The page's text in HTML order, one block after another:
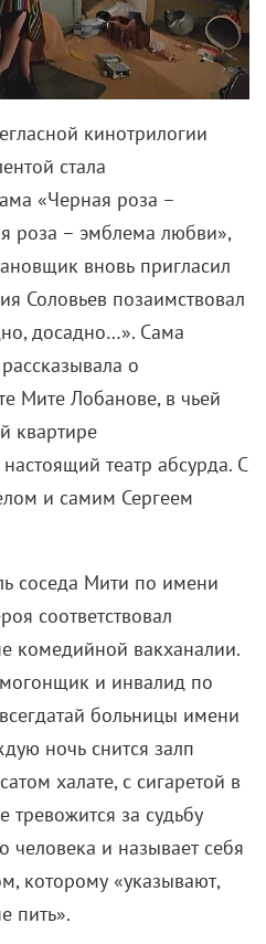
кинотрилогии
стала
«Черная роза –
роза – эмблема любви»,
вновь пригласил
Соловьев позаимствовал
досадно…». Сама
о
Мите Лобанове, в чьей
квартире
театр абсурда. С
и самим Сергеем
соседа Мити по имени
соответствовал
комедийной вакханалии.
и инвалид по
больницы имени
ночь снится залп
халате, с сигаретой в
тревожится за судьбу
человека и называет себя
которому «указывают,
пить».